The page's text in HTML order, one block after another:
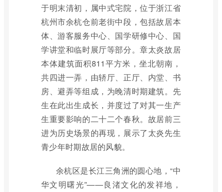
于明末清初，属中式宅院，位于浙江省
杭州市余杭仓前老街中段，包括故居本
体、游客服务中心、国学研修中心、国
学讲堂和临时展厅等部分。章太炎故居
本体建筑面积811平方米，坐北朝南，
共四进一弄，由轿厅、正厅、内堂、书
房、避弄等组成，为晚清时期建筑。先
生在此出生成长，并度过了对其一生产
生重要影响的二十二个春秋。故居前三
进为历史场景的再现，展示了太炎先生
青少年时期故居的风貌。
余杭区是长江三角洲的圆心地，“中
华文明曙光”——良渚文化的发祥地，